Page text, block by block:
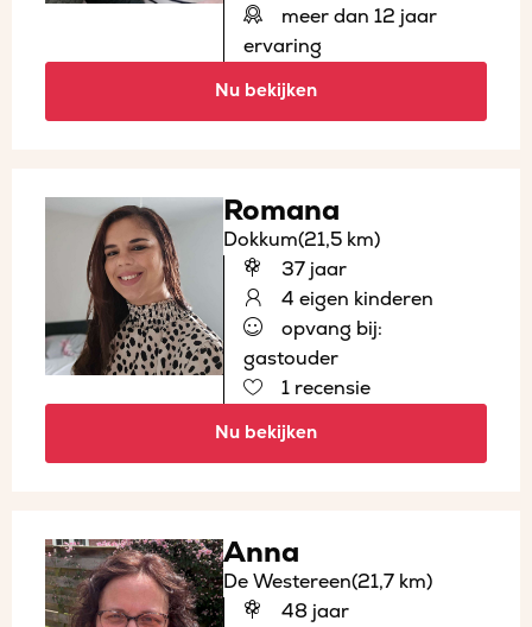
meer dan 12 jaar
ervaring
Nu bekijken
Romana
Dokkum(21,5 km)
37 jaar
4 eigen kinderen
opvang bij:
gastouder
1 recensie
Nu bekijken
Anna
De Westereen(21,7 km)
48 jaar